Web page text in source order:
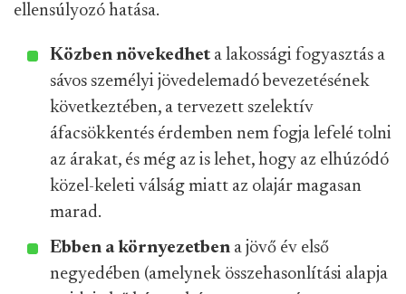
ellensúlyozó hatása.
Közben növekedhet a lakossági fogyasztás a
sávos személyi jövedelemadó bevezetésének
következtében, a tervezett szelektív
áfacsökkentés érdemben nem fogja lefelé tolni
az árakat, és még az is lehet, hogy az elhúzódó
közel-keleti válság miatt az olajár magasan
marad.
Ebben a környezetben a jövő év első
negyedében (amelynek összehasonlítási alapja